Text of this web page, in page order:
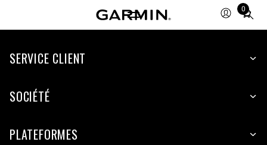
0
Total
SERVICE CLIENT
SOCIÉTÉ
PLATEFORMES